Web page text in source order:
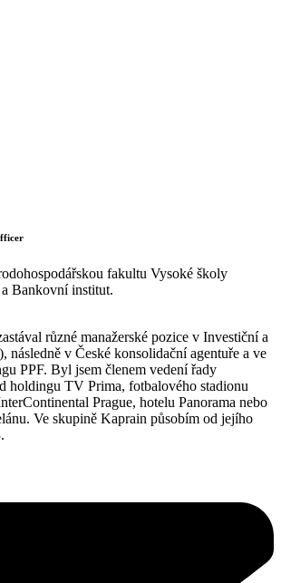
fakultu Vysoké školy
Bankovní institut.
různé manažerské pozice v Investiční a
následně v České konsolidační agentuře a ve
PPF. Byl jsem členem vedení řady
holdingu TV Prima, fotbalového stadionu
Prague, hotelu Panorama nebo
Ve skupině Kaprain působím od jejího